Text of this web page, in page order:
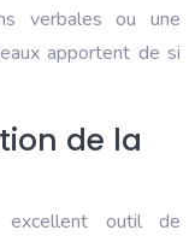
verbales ou une
apportent de si
de la
excellent outil de